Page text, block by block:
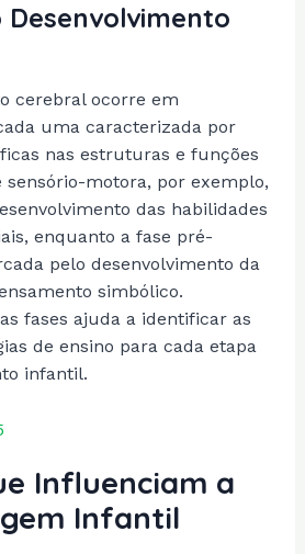
Desenvolvimento
cerebral ocorre em
uma caracterizada por
nas estruturas e funções
sensório-motora, por exemplo,
das habilidades
enquanto a fase pré-
pelo desenvolvimento da
simbólico.
fases ajuda a identificar as
de ensino para cada etapa
infantil.
Influenciam a
Infantil